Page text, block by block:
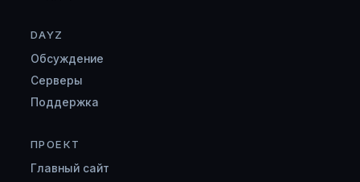
DAYZ
Обсуждение
Серверы
Поддержка
ПРОЕКТ
Главный сайт